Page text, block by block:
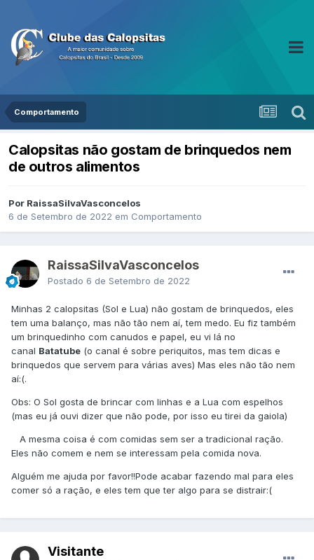
Comportamento
Calopsitas não gostam de brinquedos nem
de outros alimentos
Por RaissaSilvaVasconcelos
6 de Setembro de 2022 em Comportamento
RaissaSilvaVasconcelos
Postado 6 de Setembro de 2022
Minhas 2 calopsitas (Sol e Lua) não gostam de brinquedos, eles
tem uma balanço, mas não tão nem aí, tem medo. Eu fiz também
um brinquedinho com canudos e papel, eu vi lá no
canal Batatube (o canal é sobre periquitos, mas tem dicas e
brinquedos que servem para várias aves) Mas eles não tão nem
aí:(.
Obs: O Sol gosta de brincar com linhas e a Lua com espelhos
(mas eu já ouvi dizer que não pode, por isso eu tirei da gaiola)
A mesma coisa é com comidas sem ser a tradicional ração.
Eles não comem e nem se interessam pela comida nova.
Alguém me ajuda por favor!!Pode acabar fazendo mal para eles
comer só a ração, e eles tem que ter algo para se distrair:(
Visitante